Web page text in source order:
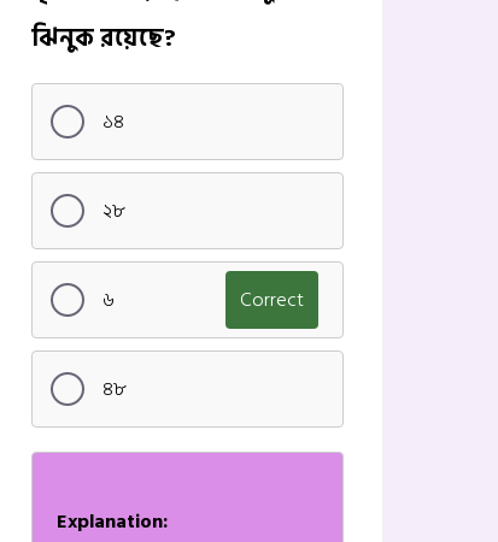
ঝিনুক রয়েছে?
১৪
২৮
৬ Correct
৪৮
Explanation: